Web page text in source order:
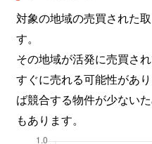
対象の地域の売買された
す。
その地域が活発に売買さ
すぐに売れる可能性があ
ば競合する物件が少ない
もあります。